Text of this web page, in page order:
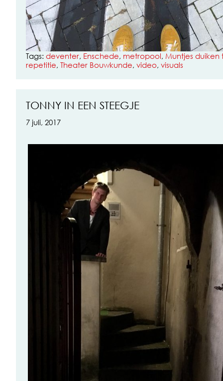
Tags: deventer, Enschede, metropool, Muntjes duiken
repetitie, Theater Bouwkunde, video, visuals
TONNY IN EEN STEEGJE
7 juli, 2017